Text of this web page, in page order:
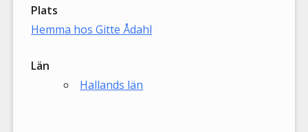
Plats
Hemma hos Gitte Ådahl
Län
Hallands län